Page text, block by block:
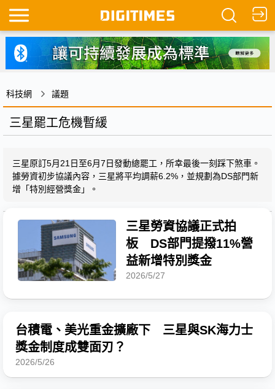
科技網 議題
三星罷工危機暫緩
三星原訂5月21日至6月7日發動總罷工，所幸最後一刻踩下煞車。
據勞資初步協議內容，三星將平均調薪6.2%，並規劃為DS部門新
增「特別經營獎金」。
三星勞資協議正式拍
板 DS部門提撥11%營
益新增特別獎金
2026/5/27
台積電、美光重金擴廠下 三星與SK海力士
獎金制度成雙面刃？
2026/5/26